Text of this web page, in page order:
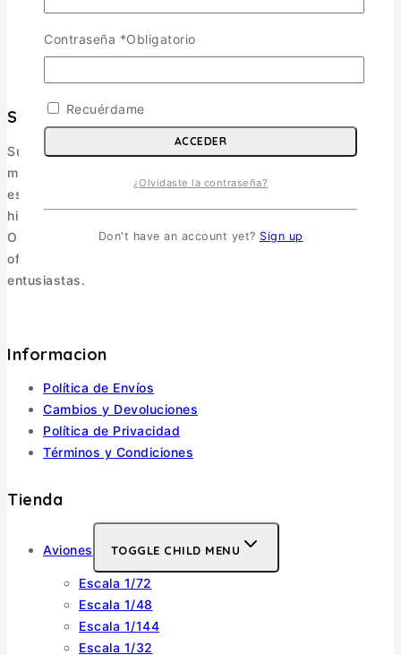
Surmaquetas
Surmaquetas es una tienda online de maquetismo y
modelismo ubicada en Valdivia, Región de Los Ríos. Nos
especializamos en maquetismo militar, figuras, libros de
historia y accesorios.
Operamos como e-commerce, enviando a todo Chile y
ofreciendo una selección pensada para coleccionistas y
entusiastas.
Informacion
Política de Envíos
Cambios y Devoluciones
Política de Privacidad
Términos y Condiciones
Tienda
Aviones TOGGLE CHILD MENU
Escala 1/72
Escala 1/48
Escala 1/144
Escala 1/32
Contraseña *Obligatorio
Recuérdame
ACCEDER
¿Olvidaste la contraseña?
Don't have an account yet? Sign up